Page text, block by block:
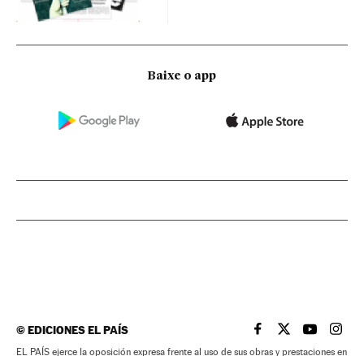
Baixe o app
©EDICIONES EL PAÍS EL PAÍS BRASIL EN
EL PAÍSEL PAÍS
EL
EL PAÍS ejerce la oposición expresa frente al uso de sus obras y prestaciones en